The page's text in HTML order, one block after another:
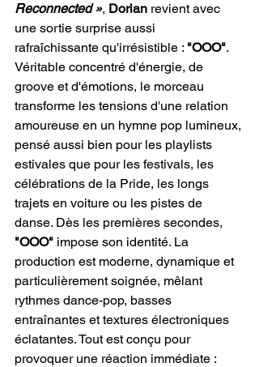
Reconnected », Dorian revient avec
une sortie surprise aussi
rafraîchissante qu'irrésistible : "OOO".
Véritable concentré d'énergie, de
groove et d'émotions, le morceau
transforme les tensions d'une relation
amoureuse en un hymne pop lumineux,
pensé aussi bien pour les playlists
estivales que pour les festivals, les
célébrations de la Pride, les longs
trajets en voiture ou les pistes de
danse. Dès les premières secondes,
"OOO" impose son identité. La
production est moderne, dynamique et
particulièrement soignée, mêlant
rythmes dance-pop, basses
entraînantes et textures électroniques
éclatantes. Tout est conçu pour
provoquer une réaction immédiate :